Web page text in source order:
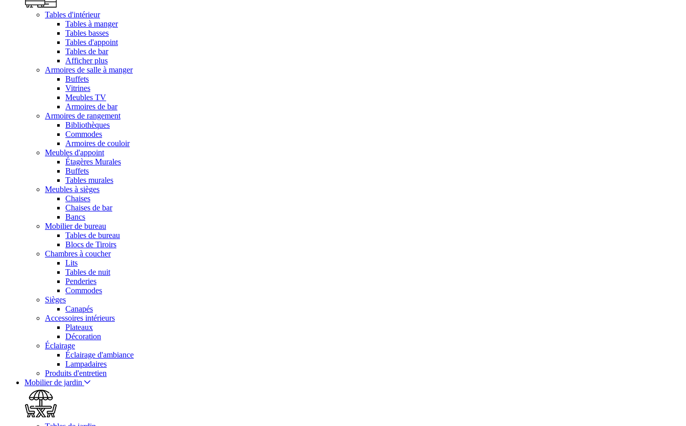
Tables d'intérieur
Tables à manger
Tables basses
Tables d'appoint
Tables de bar
Afficher plus
Armoires de salle à manger
Buffets
Vitrines
Meubles TV
Armoires de bar
Armoires de rangement
Bibliothèques
Commodes
Armoires de couloir
Meubles d'appoint
Étagères Murales
Buffets
Tables murales
Meubles à sièges
Chaises
Chaises de bar
Bancs
Mobilier de bureau
Tables de bureau
Blocs de Tiroirs
Chambres à coucher
Lits
Tables de nuit
Penderies
Commodes
Sièges
Canapés
Accessoires intérieurs
Plateaux
Décoration
Éclairage
Éclairage d'ambiance
Lampadaires
Produits d'entretien
Mobilier de jardin